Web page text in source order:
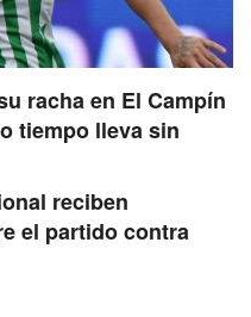
racha en El Campín
tiempo lleva sin
reciben
el partido contra